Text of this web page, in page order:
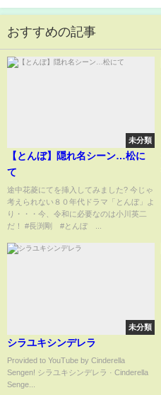
おすすめの記事
未分類
【とんぼ】隠れ名シーン…松に
て
途中花菱にてを挿入してみました? 今じゃ
考えられない８０年代ドラマ「とんぼ」よ
り・・・今、令和に必要なのは小川英二
だ！ #長渕剛 #とんぼ ...
未分類
シラユキシンデレラ
Provided to YouTube by Cinderella
Sengen! シラユキシンデレラ · Cinderella
Senge...